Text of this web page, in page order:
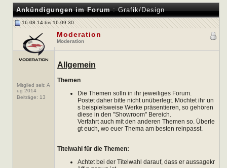
Ankündigungen im Forum:Grafik/Design
16.08.14 bis 16.09.30
Mitglied seit: A
ug 2014
Beiträge: 13
Moderation
Moderation
Allgemein
Themen
Die Themen solln in ihr jeweiliges Forum.
Postet daher bitte nicht unüberlegt. Möchtet ihr un
s beispielsweise Werke präsentieren, so gehören
diese in den "Showroom" Bereich.
Verfahrt auch mit den anderen Themen so. Überle
gt euch, wo euer Thema am besten reinpasst.
Titelwahl für die Themen:
Achtet bei der Titelwahl darauf, dass er aussagekr